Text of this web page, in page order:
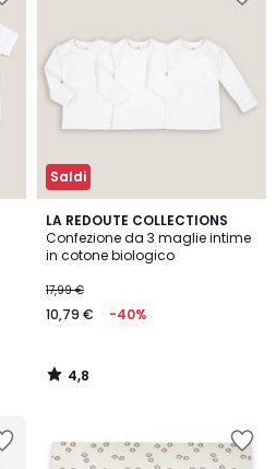
Saldi
LA REDOUTE COLLECTIONS
Confezione da 3 maglie intime
in cotone biologico
17,99 €
10,79 € -40%
4,8
/ 5
4,8
/